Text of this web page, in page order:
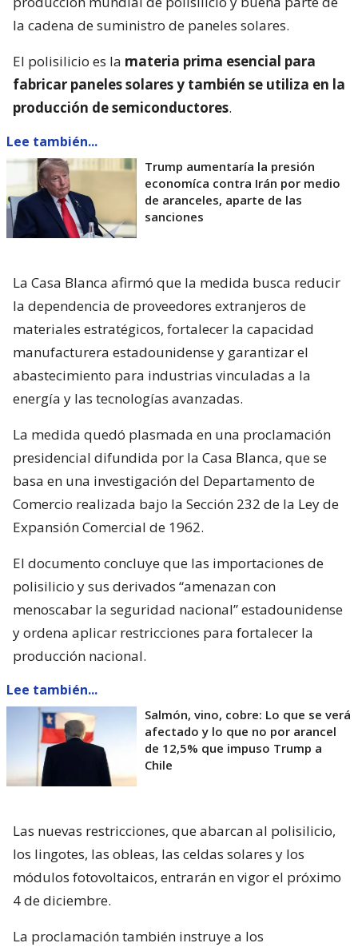
la cadena de suministro de paneles solares.
El polisilicio es la materia prima esencial para
fabricar paneles solares y también se utiliza en la
producción de semiconductores.
Lee también...
Trump aumentaría la presión
economíca contra Irán por medio
de aranceles, aparte de las
sanciones
La Casa Blanca afirmó que la medida busca reducir
la dependencia de proveedores extranjeros de
materiales estratégicos, fortalecer la capacidad
manufacturera estadounidense y garantizar el
abastecimiento para industrias vinculadas a la
energía y las tecnologías avanzadas.
La medida quedó plasmada en una proclamación
presidencial difundida por la Casa Blanca, que se
basa en una investigación del Departamento de
Comercio realizada bajo la Sección 232 de la Ley de
Expansión Comercial de 1962.
El documento concluye que las importaciones de
polisilicio y sus derivados “amenazan con
menoscabar la seguridad nacional” estadounidense
y ordena aplicar restricciones para fortalecer la
producción nacional.
Lee también...
Salmón, vino, cobre: Lo que se verá
afectado y lo que no por arancel
de 12,5% que impuso Trump a
Chile
Las nuevas restricciones, que abarcan al polisilicio,
los lingotes, las obleas, las celdas solares y los
módulos fotovoltaicos, entrarán en vigor el próximo
4 de diciembre.
La proclamación también instruye a los